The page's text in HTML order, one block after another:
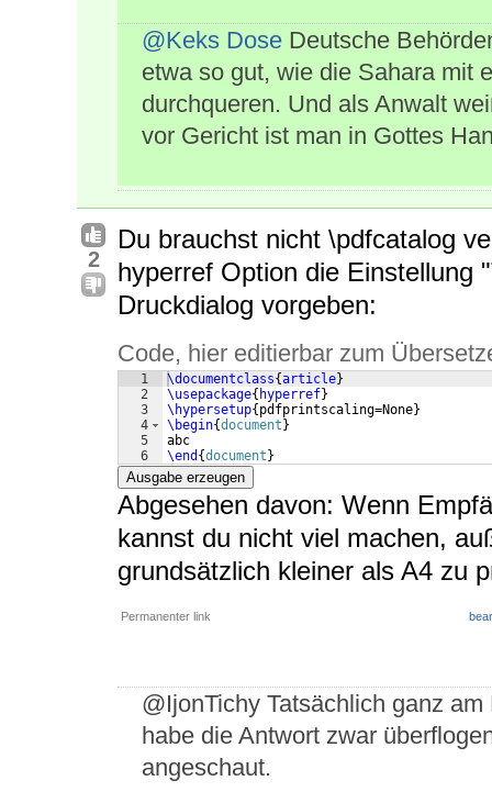
@Keks Dose Deutsche
etwa so gut, wie die Sahara mit
durchqueren. Und als Anwalt
vor Gericht ist man in Gottes
2
Du brauchst nicht \pdfcatalog
hyperref Option die Einstellung
Druckdialog vorgeben:
Code, hier editierbar zum
1
2
3
4
5
6
\documentclass{article}
\usepackage{ hyperref}
\hypersetup{ pdfprintscaling=None}
\begin{document }
abc
\end {document }
Ausgabe erzeugen
Abgesehen davon: Wenn
kannst du nicht viel machen,
grundsätzlich kleiner als A4 zu
Permanenter link
@IjonTichy Tatsächlich ganz
habe die Antwort zwar
angeschaut.